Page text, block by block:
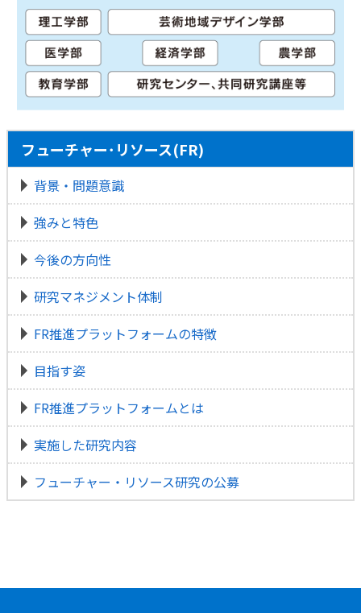
フューチャー･リソース(FR)
背景・問題意識
強みと特色
今後の方向性
研究マネジメント体制
FR推進プラットフォームの特徴
目指す姿
FR推進プラットフォームとは
実施した研究内容
フューチャー・リソース研究の公募